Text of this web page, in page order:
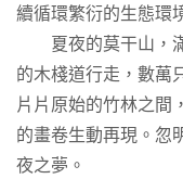
續循環繁衍的生態環
夏夜的莫干山，滿
的木棧道行走，數萬
片片原始的竹林之間
的畫卷生動再現。忽
夜之夢。